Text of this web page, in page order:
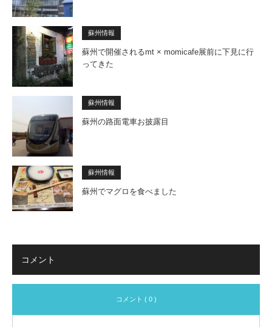
蘇州情報
蘇州で開催されるmt × momicafe展前に下見に行
ってきた
蘇州情報
蘇州の路面電車お披露目
蘇州情報
蘇州でマグロを食べました
コメント
コメント ( 0 )